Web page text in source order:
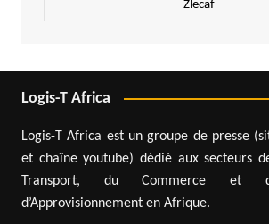
Zlecaf
Logis-T Africa
Logis-T Africa est un groupe de presse
et chaîne youtube) dédié aux secteurs
Transport, du Commerce et
d’Approvisionnement en Afrique.